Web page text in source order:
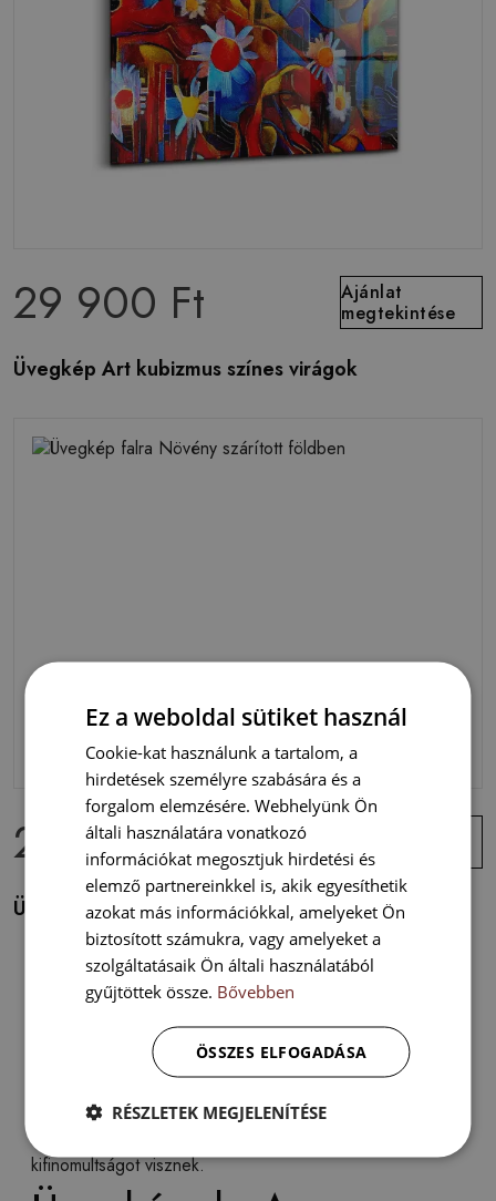
29 900 Ft
Ajánlat
megtekintése
Üvegkép Art kubizmus színes virágok
29 900 Ft
megtekintése
Üvegkép falra Növény szárított földben
Fedezd fel az üvegképek varázslatos világát, ahol a
modern design találkozik a klasszikus eleganciával. Ezek
az alkotások nem csupán dekorációk, hanem egyedi
művészeti elemek, amelyek bármely otthonba stílust és
kifinomultságot visznek.
Ez a weboldal sütiket használ
Cookie-kat használunk a tartalom, a
hirdetések személyre szabására és a
forgalom elemzésére. Webhelyünk Ön
általi használatára vonatkozó
információkat megosztjuk hirdetési és
elemző partnereinkkel is, akik egyesíthetik
azokat más információkkal, amelyeket Ön
biztosított számukra, vagy amelyeket a
szolgáltatásaik Ön általi használatából
gyűjtöttek össze. Bővebben
ÖSSZES ELFOGADÁSA
RÉSZLETEK MEGJELENÍTÉSE